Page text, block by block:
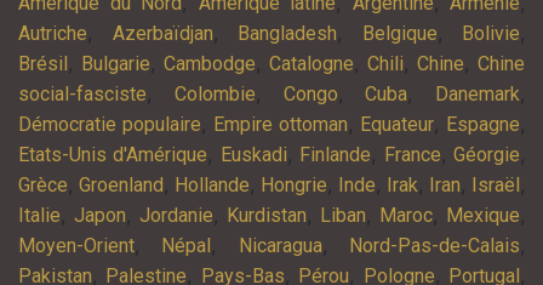
Autriche, Azerbaïdjan, Bangladesh, Belgique, Bolivie,
Brésil , Bulgarie, Cambodge, Catalogne, Chili, Chine, Chine
social-fasciste, Colombie, Congo,Cuba, Danemark,
Démocratie populaire, Empire ottoman, Equateur, Espagne,
Etats-Unis d'Amérique, Euskadi, Finlande, France,Géorgie,
Grèce, Groenland , Hollande, Hongrie, Inde, Irak, Iran, Israël ,
Italie, Japon, Jordanie, Kurdistan, Liban, Maroc, Mexique,
Moyen-Orient, Népal , Nicaragua, Nord-Pas-de-Calais,
Pakistan, Palestine, Pays-Bas, Pérou, Pologne, Portugal ,